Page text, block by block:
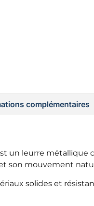
complémentaires
un leurre métallique
son mouvement
solides et